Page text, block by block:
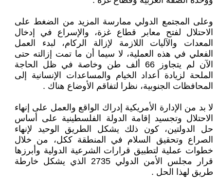
وعلى المجتمع الدولي ممارسة المزيد من الضغط على
الاحتلال لفتح معابر قطاع غزة، والإسراع في إدخال
المعدات والآليات اللازمة لإزالة الركام، لبدء العمل
الفعلي في هذه العملية، لا سيما أن ما تمت إزالته حتى
الآن لم يتجاوز 66 ألف طن وخاصة في ظل الحاجة
الملحة لزيادة أعداد الخيام والمساعدات الإنسانية إلى
المحافظات الجنوبية، نظرا لتفاقم الأوضاع هناك .
لا بد من الإدارة الأمريكية إدراك الواقع والعمل على إنهاء
الاحتلال وتجسيد إقامة الدولة الفلسطينية على أساس
حل الدولتين، كون ذلك يشكل الطريق الوحيد لإنهاء
الصراع وتحقيق السلام في المنطقة ككل، من خلال
خطوات عملية لتطبيق قرارات الشرعية الدولية وأبرزها
قرار مجلس الأمن الدولي 2735 الذي يشكل خارطة
طريق لهذا الحل .